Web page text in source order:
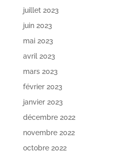
juillet 2023
juin 2023
mai 2023
avril 2023
mars 2023
février 2023
janvier 2023
décembre 2022
novembre 2022
octobre 2022